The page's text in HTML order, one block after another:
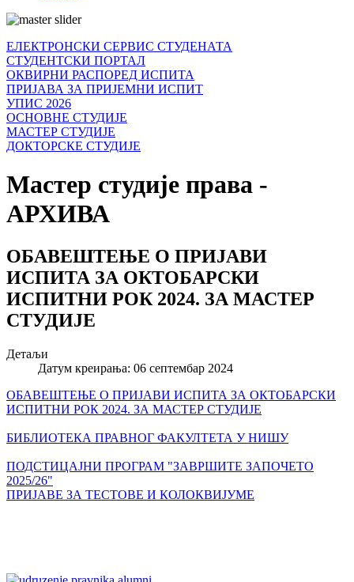
ЕЛЕКТРОНСКИ СЕРВИС СТУДЕНАТА
СТУДЕНТСКИ ПОРТАЛ
ОКВИРНИ РАСПОРЕД ИСПИТА
ПРИЈАВА ЗА ПРИЈЕМНИ ИСПИТ
УПИС 2026
ОСНОВНЕ СТУДИЈЕ
МАСТЕР СТУДИЈЕ
ДОКТОРСКЕ СТУДИЈЕ
Мастер студије права -
АРХИВА
ОБАВЕШТЕЊЕ О ПРИЈАВИ
ИСПИТА ЗА ОКТОБАРСКИ
ИСПИТНИ РОК 2024. ЗА МАСТЕР
СТУДИЈЕ
Детаљи
Датум креирања: 06 септембар 2024
ОБАВЕШТЕЊЕ О ПРИЈАВИ ИСПИТА ЗА ОКТОБАРСКИ
ИСПИТНИ РОК 2024. ЗА МАСТЕР СТУДИЈЕ
БИБЛИОТЕКА ПРАВНОГ ФАКУЛТЕТА У НИШУ
ПОДСТИЦАЈНИ ПРОГРАМ "ЗАВРШИТЕ ЗАПОЧЕТО
2025/26"
ПРИЈАВЕ ЗА ТЕСТОВЕ И КОЛОКВИЈУМЕ